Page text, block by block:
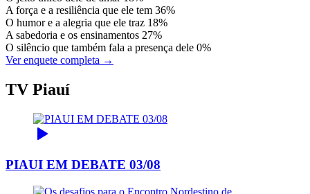
A força e a resiliência que ele tem 36%
O humor e a alegria que ele traz 18%
A sabedoria e os ensinamentos 27%
O silêncio que também fala a presença dele 0%
Ver enquete completa →
TV Piauí
PIAUI EM DEBATE 03/08